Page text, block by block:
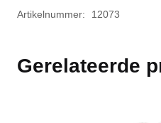
Artikelnummer: 12073
Gerelateerde